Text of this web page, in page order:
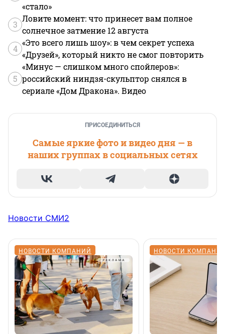
«стало»
3
Ловите момент: что принесет вам полное
солнечное затмение 12 августа
4
«Это всего лишь шоу»: в чем секрет успеха
«Друзей», который никто не смог повторить
5
«Минус — слишком много спойлеров»:
российский ниндзя-скульптор снялся в
сериале «Дом Дракона». Видео
ПРИСОЕДИНИТЬСЯ
Самые яркие фото и видео дня — в
наших группах в социальных сетях
Новости СМИ2
НОВОСТИ КОМПАНИЙ НОВОСТИ